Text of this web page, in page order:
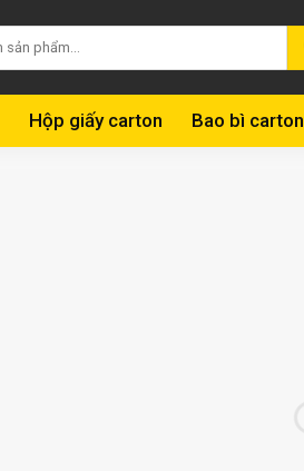
Hộp giấy carton Bao bì carton